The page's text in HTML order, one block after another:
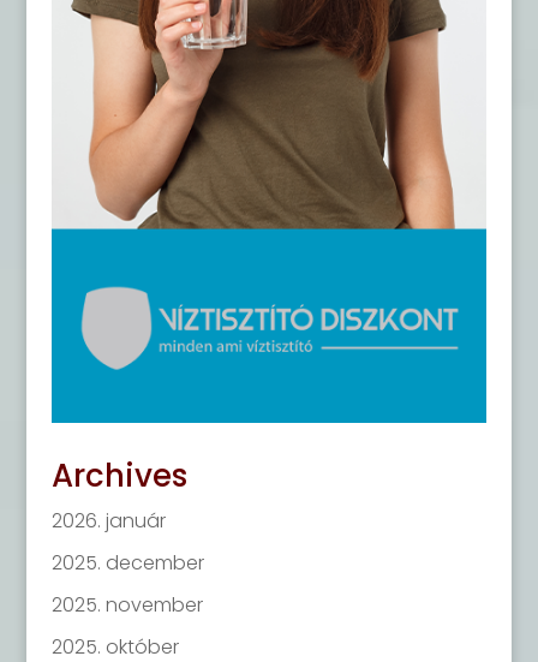
Archives
2026. január
2025. december
2025. november
2025. október